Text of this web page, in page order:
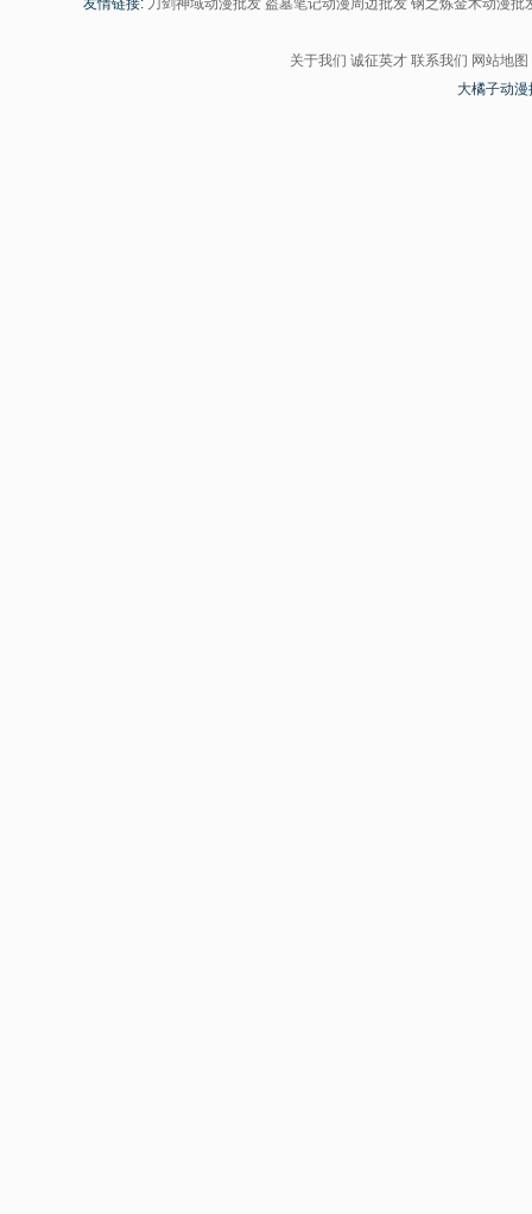
友情链接: 刀剑神域动漫批发 盗墓笔记动漫周边批发 钢之炼金术动漫批
关于我们 诚征英才 联系我们 网站地图
大橘子动